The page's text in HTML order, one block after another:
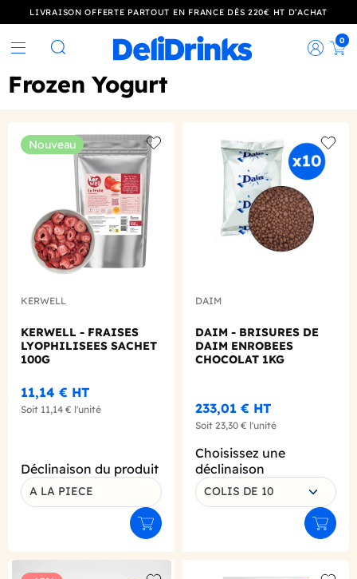
LIVRAISON OFFERTE PARTOUT EN FRANCE DÈS 220€ HT D’ACHAT
Rechercher
0
Frozen Yogurt
Nouveau
Add to wishlist
KERWELL
KERWELL - FRAISES
LYOPHILISEES SACHET
100G
11,14 € HT
Soit 11,14 € l'unité
Déclinaison du produit
A LA PIECE
Ajouter au panier
Add
DAIM
DAIM - BRISURES DE
DAIM ENROBEES
CHOCOLAT 1KG
233,01 € HT
Soit 23,30 € l'unité
Choisissez une
déclinaison
COLIS DE 10